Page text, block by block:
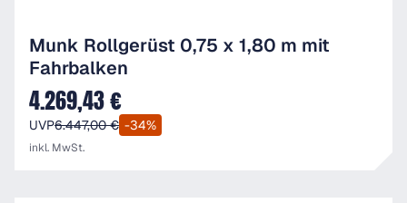
Munk Rollgerüst 0,75 x 1,80 m mit
Fahrbalken
Verkaufspreis:
4.269,43 €
UVP6.447,00 € -34%
inkl. MwSt.